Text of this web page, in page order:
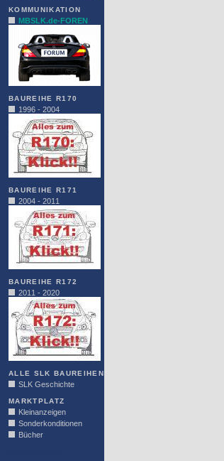
KOMMUNIKATION
MBSLK.de-FOREN
BAUREIHE R170
1996 - 2004
BAUREIHE R171
2004 - 2011
BAUREIHE R172
2011 - 2020
ALLE SLK BAUREIHEN
SLK Geschichte
MARKTPLATZ
Kleinanzeigen
Sonderkonditionen
Bücher